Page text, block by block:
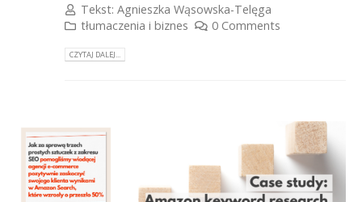
Tekst:Agnieszka Wąsowska-Telęga
tłumaczenia i biznes
0 Comments
CZYTAJ DALEJ...